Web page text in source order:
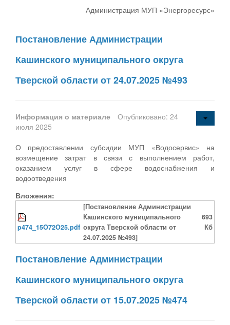
Администрация МУП «Энергоресурс»
Постановление Администрации
Кашинского муниципального округа
Тверской области от 24.07.2025 №493
Информация о материале
Опубликовано: 24
июля 2025
О предоставлении субсидии МУП «Водосервис» на
возмещение затрат в связи с выполнением работ,
оказанием услуг в сфере водоснабжения и
водоотведения
Вложения:
p474_15O72O25.pdf
[Постановление Администрации
Кашинского муниципального
округа Тверской области от
24.07.2025 №493]
693
Кб
Постановление Администрации
Кашинского муниципального округа
Тверской области от 15.07.2025 №474